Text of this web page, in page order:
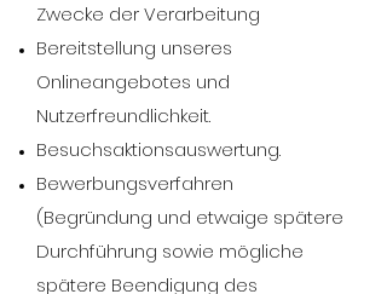
Zwecke der Verarbeitung
Bereitstellung unseres
Onlineangebotes und
Nutzerfreundlichkeit.
Besuchsaktionsauswertung.
Bewerbungsverfahren
(Begründung und etwaige spätere
Durchführung sowie mögliche
spätere Beendigung des